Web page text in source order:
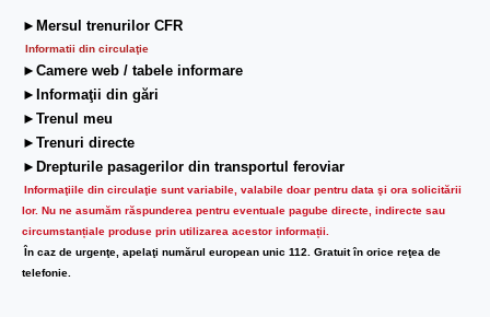
►Mersul trenurilor CFR
Informatii din circulaţie
►Camere web / tabele informare
►Informaţii din gări
►Trenul meu
►Trenuri directe
►Drepturile pasagerilor din transportul feroviar
Informaţiile din circulaţie sunt variabile, valabile doar pentru data şi ora solicitării
lor. Nu ne asumăm răspunderea pentru eventuale pagube directe, indirecte sau
circumstanțiale produse prin utilizarea acestor informații.
În caz de urgenţe, apelaţi numărul european unic 112. Gratuit în orice reţea de
telefonie.